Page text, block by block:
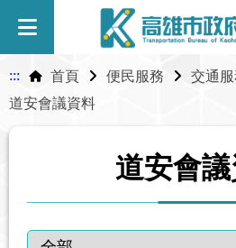
::: 首頁 便民服務 交通
道安會議資料
道安會